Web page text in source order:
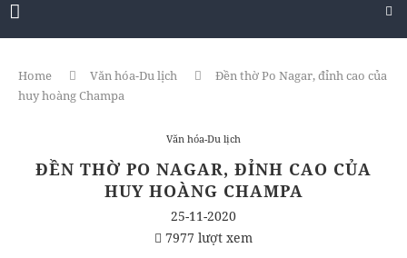
Home Văn hóa-Du lịch
Đền thờ Po Nagar, đỉnh cao của
huy hoàng Champa
Văn hóa-Du lịch
ĐỀN THỜ PO NAGAR, ĐỈNH CAO CỦA
HUY HOÀNG CHAMPA
25-11-2020
7977 lượt xem